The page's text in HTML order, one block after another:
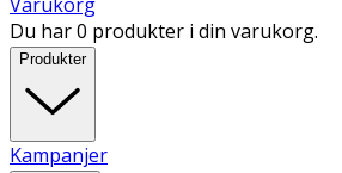
Du har 0 produkter i din varukorg.
Produkter
Kampanjer